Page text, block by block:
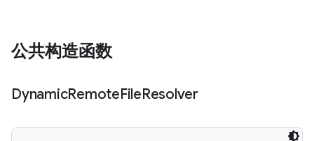
公共构造函数
DynamicRemoteFileResolver